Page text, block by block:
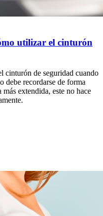
utilizar el cinturón
cinturón de seguridad cuando
debe recordarse de forma
extendida, este no hace